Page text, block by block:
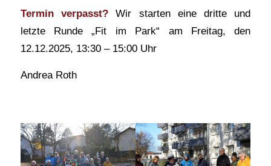
Termin verpasst?Wir starten eine dritte und
letzte Runde „Fit im Park“ am Freitag, den
12.12.2025, 13:30 – 15:00 Uhr
Andrea Roth